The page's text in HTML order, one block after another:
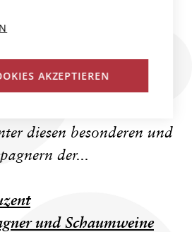
MARTINOT BY
umtriebige Sohn von
steht als "
diesen besonderen und
der...
und Schaumweine
AKZEPTIEREN